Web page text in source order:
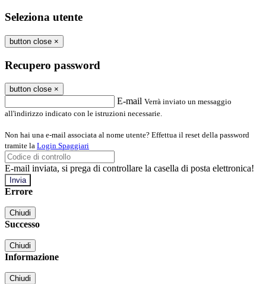
Seleziona utente
button close ×
Recupero password
button close ×
E-mail Verrà inviato un messaggio
all'indirizzo indicato con le istruzioni necessarie.
Non hai una e-mail associata al nome utente? Effettua il reset della password
tramite la Login Spaggiari
E-mail inviata, si prega di controllare la casella di posta elettronica!
Errore
Chiudi
Successo
Chiudi
Informazione
Chiudi